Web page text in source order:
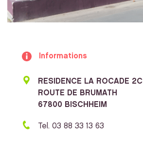
Informations
RESIDENCE LA ROCADE 2C
ROUTE DE BRUMATH
67800 BISCHHEIM
Tel. 03 88 33 13 63